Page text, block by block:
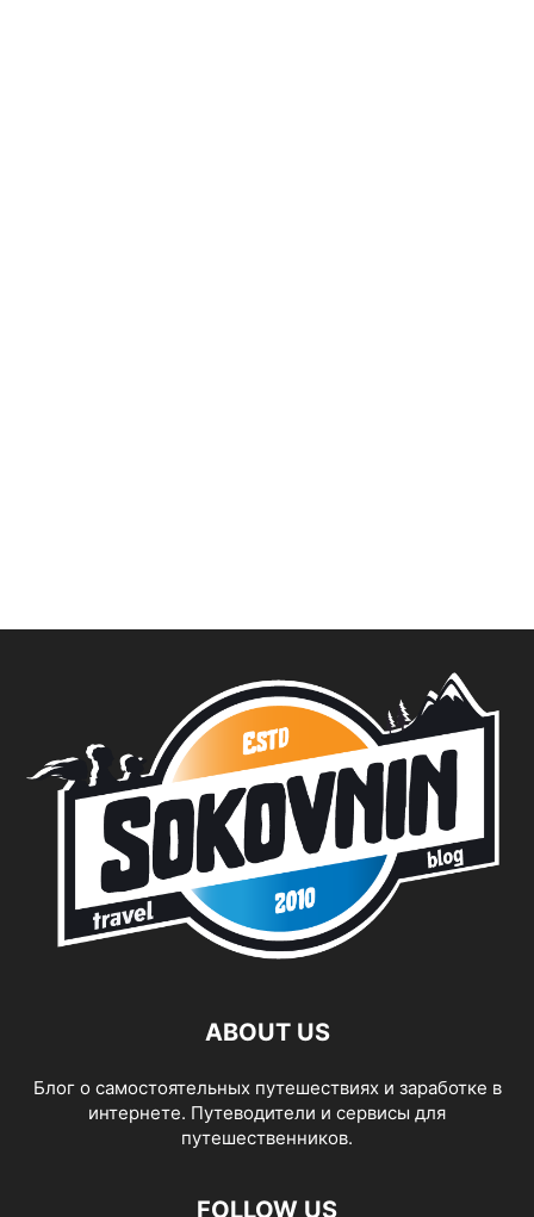
ABOUT US
Блог о самостоятельных путешествиях и заработке в
интернете. Путеводители и сервисы для
путешественников.
FOLLOW US